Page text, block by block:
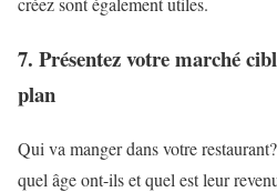
7. Présentez votre marché
plan
Qui va manger dans votre
quel âge ont-ils et quel est leur